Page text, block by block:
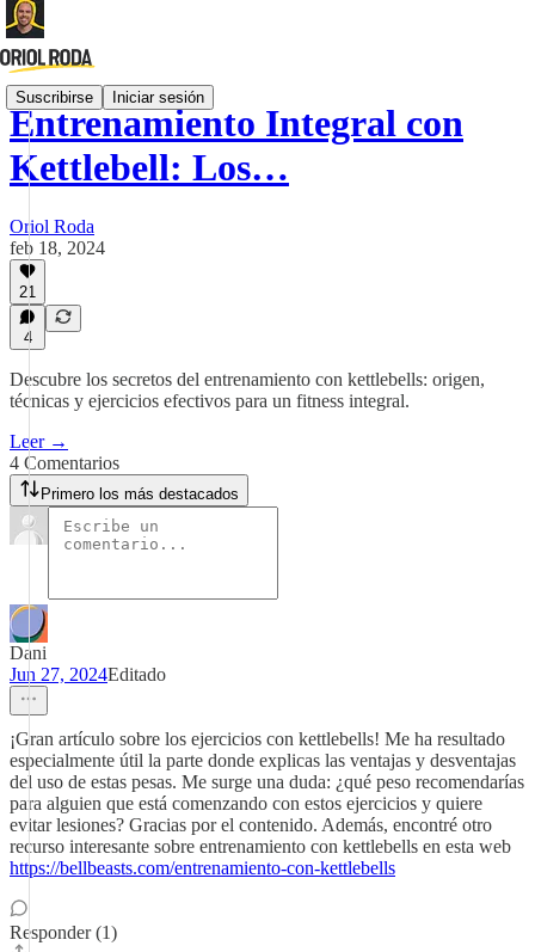
Suscribirse Iniciar sesión
Entrenamiento Integral con
Kettlebell: Los…
Oriol Roda
feb 18, 2024
21
4
Descubre los secretos del entrenamiento con kettlebells: origen,
técnicas y ejercicios efectivos para un fitness integral.
Leer →
4 Comentarios
Primero los más destacados
Dani
Jun 27, 2024Editado
¡Gran artículo sobre los ejercicios con kettlebells! Me ha resultado
especialmente útil la parte donde explicas las ventajas y desventajas
del uso de estas pesas. Me surge una duda: ¿qué peso recomendarías
para alguien que está comenzando con estos ejercicios y quiere
evitar lesiones? Gracias por el contenido. Además, encontré otro
recurso interesante sobre entrenamiento con kettlebells en esta web
https://bellbeasts.com/entrenamiento-con-kettlebells
Responder (1)